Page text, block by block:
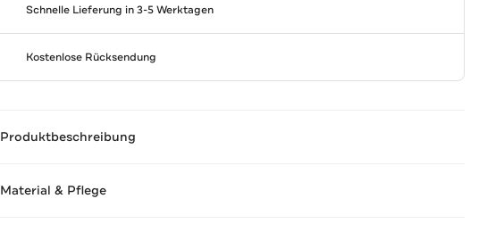
Schnelle Lieferung in 3-5 Werktagen
Kostenlose Rücksendung
Produktbeschreibung
Material & Pflege